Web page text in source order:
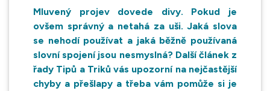
Mluvený projev dovede divy. Pokud je
ovšem správný a netahá za uši. Jaká slova
se nehodí používat a jaká běžně používaná
slovní spojení jsou nesmyslná? Další článek z
řady Tipů a Triků vás upozorní na nejčastější
chyby a přešlapy a třeba vám pomůže si je